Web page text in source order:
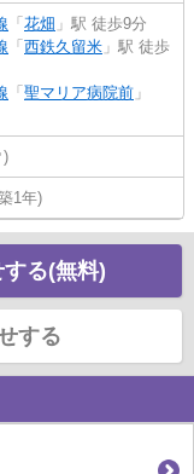
「 花畑 」駅 徒歩9分
「 西鉄久留米 」駅 徒歩
「 聖マリア病院前 」
)
1年)
る(無料)
する